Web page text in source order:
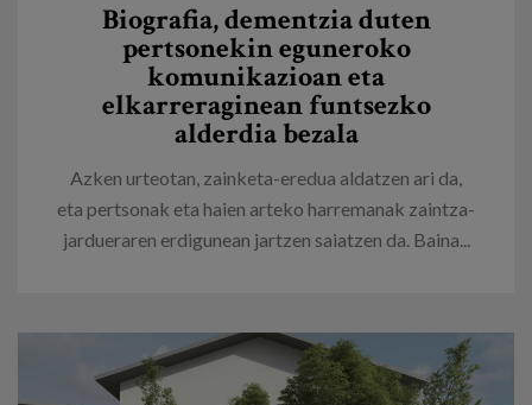
Biografia, dementzia duten
pertsonekin eguneroko
komunikazioan eta
elkarreraginean funtsezko
alderdia bezala
Azken urteotan, zainketa-eredua aldatzen ari da,
eta pertsonak eta haien arteko harremanak zaintza-
jardueraren erdigunean jartzen saiatzen da. Baina...